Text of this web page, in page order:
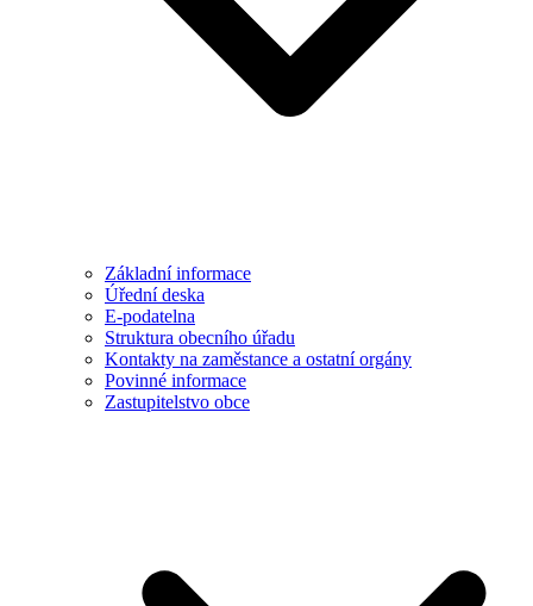
Základní informace
Úřední deska
E-podatelna
Struktura obecního úřadu
Kontakty na zaměstance a ostatní orgány
Povinné informace
Zastupitelstvo obce